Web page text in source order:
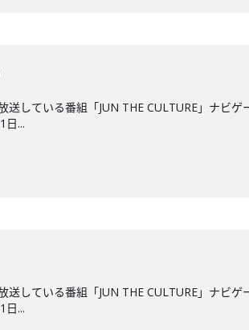
送している番組「JUN THE CULTURE」ナビ
日...
送している番組「JUN THE CULTURE」ナビ
日...